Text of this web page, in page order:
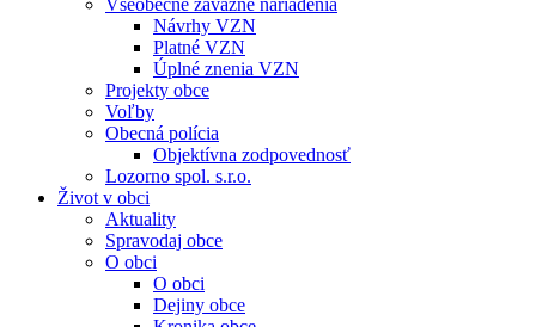
Všeobecne záväzné nariadenia
Návrhy VZN
Platné VZN
Úplné znenia VZN
Projekty obce
Voľby
Obecná polícia
Objektívna zodpovednosť
Lozorno spol. s.r.o.
Život v obci
Aktuality
Spravodaj obce
O obci
O obci
Dejiny obce